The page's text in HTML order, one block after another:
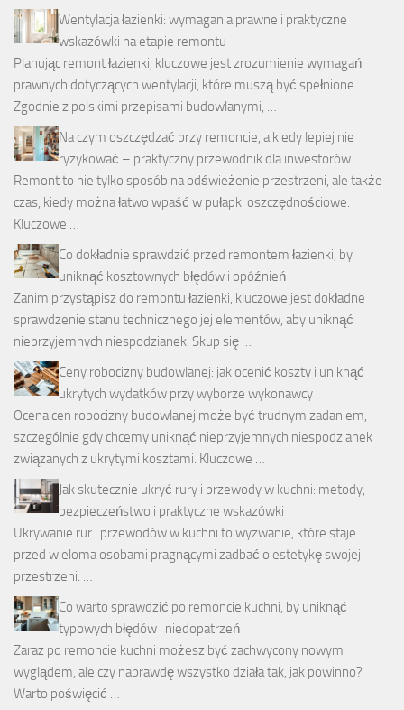
Wentylacja łazienki: wymagania prawne i praktyczne
wskazówki na etapie remontu
Planując remont łazienki, kluczowe jest zrozumienie wymagań
prawnych dotyczących wentylacji, które muszą być spełnione.
Zgodnie z polskimi przepisami budowlanymi, …
Na czym oszczędzać przy remoncie, a kiedy lepiej nie
ryzykować – praktyczny przewodnik dla inwestorów
Remont to nie tylko sposób na odświeżenie przestrzeni, ale także
czas, kiedy można łatwo wpaść w pułapki oszczędnościowe.
Kluczowe …
Co dokładnie sprawdzić przed remontem łazienki, by
uniknąć kosztownych błędów i opóźnień
Zanim przystąpisz do remontu łazienki, kluczowe jest dokładne
sprawdzenie stanu technicznego jej elementów, aby uniknąć
nieprzyjemnych niespodzianek. Skup się …
Ceny robocizny budowlanej: jak ocenić koszty i uniknąć
ukrytych wydatków przy wyborze wykonawcy
Ocena cen robocizny budowlanej może być trudnym zadaniem,
szczególnie gdy chcemy uniknąć nieprzyjemnych niespodzianek
związanych z ukrytymi kosztami. Kluczowe …
Jak skutecznie ukryć rury i przewody w kuchni: metody,
bezpieczeństwo i praktyczne wskazówki
Ukrywanie rur i przewodów w kuchni to wyzwanie, które staje
przed wieloma osobami pragnącymi zadbać o estetykę swojej
przestrzeni. …
Co warto sprawdzić po remoncie kuchni, by uniknąć
typowych błędów i niedopatrzeń
Zaraz po remoncie kuchni możesz być zachwycony nowym
wyglądem, ale czy naprawdę wszystko działa tak, jak powinno?
Warto poświęcić …